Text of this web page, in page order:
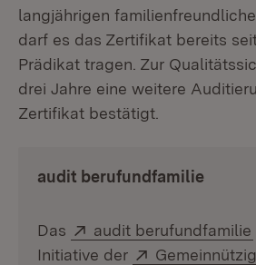
langjährigen
darf es das Zertifikat bereits
Prädikat tragen. Zur
drei Jahre eine weitere
Zertifikat bestätigt.
audit berufundfamilie
Das Extern:
audit berufundfamilie
Initiative der
Extern: